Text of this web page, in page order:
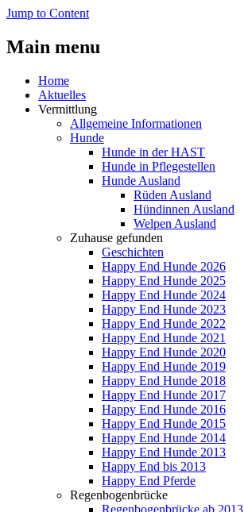
Jump to Content
Main menu
Home
Aktuelles
Vermittlung
Allgemeine Informationen
Hunde
Hunde in der HAST
Hunde in Pflegestellen
Hunde Ausland
Rüden Ausland
Hündinnen Ausland
Welpen Ausland
Zuhause gefunden
Geschichten
Happy End Hunde 2026
Happy End Hunde 2025
Happy End Hunde 2024
Happy End Hunde 2023
Happy End Hunde 2022
Happy End Hunde 2021
Happy End Hunde 2020
Happy End Hunde 2019
Happy End Hunde 2018
Happy End Hunde 2017
Happy End Hunde 2016
Happy End Hunde 2015
Happy End Hunde 2014
Happy End Hunde 2013
Happy End bis 2013
Happy End Pferde
Regenbogenbrücke
Regenbogenbrücke ab 2013